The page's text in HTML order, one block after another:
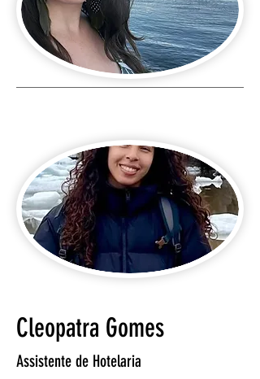
Cleopatra Gomes
Assistente de Hotelaria